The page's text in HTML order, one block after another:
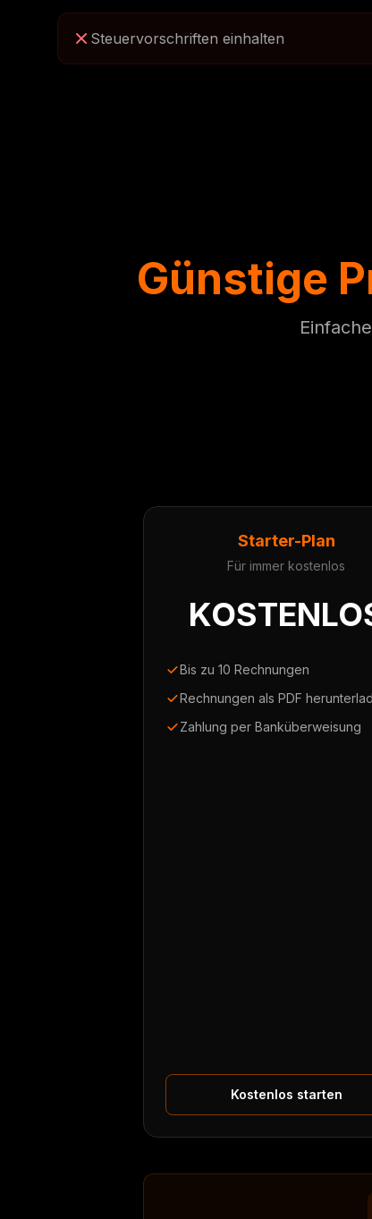
Steuervorschriften einhalten
Günstige
Starter-Plan
Für immer kostenlos
Bis zu 10 Rechnungen
Rechnungen als PDF
Zahlung per Banküberweisung
Kostenlos starten